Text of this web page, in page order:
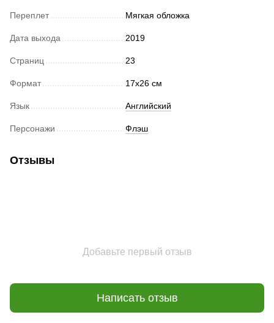
Переплет Мягкая обложка
Дата выхода 2019
Страниц 23
Формат 17х26 см
Язык Английский
Персонажи Флэш
Отзывы
Добавьте первый отзыв
Написать отзыв